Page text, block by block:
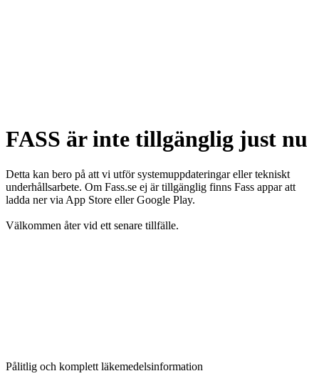
FASS är inte tillgänglig just nu
Detta kan bero på att vi utför systemuppdateringar eller tekniskt
underhållsarbete. Om Fass.se ej är tillgänglig finns Fass appar att
ladda ner via App Store eller Google Play.
Välkommen åter vid ett senare tillfälle.
Pålitlig och komplett läkemedelsinformation